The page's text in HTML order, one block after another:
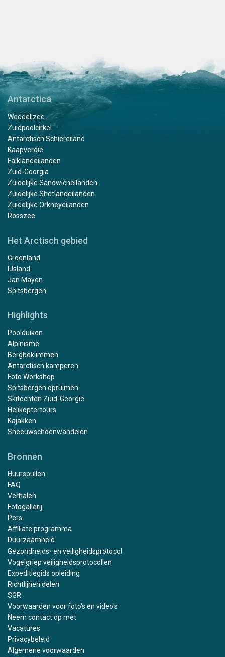
Antarctica
Weddellzee
Zuidpoolcirkel
Antarctisch Schiereiland
Kaapverdië
Falklandeilanden
Zuid-Georgia
Zuidelijke Sandwicheilanden
Zuidelijke Shetlandeilanden
Zuidelijke Orkneyeilanden
Rosszee
Het Arctisch gebied
Groenland
IJsland
Jan Mayen
Spitsbergen
Highlights
Poolduiken
Alpinisme
Bergbeklimmen
Antarctisch kamperen
Foto Workshop
Spitsbergen opruimen
Skitochten Zuid-Georgië
Helikoptertours
Kajakken
Sneeuwschoenwandelen
Bronnen
Huurspullen
FAQ
Verhalen
Fotogallerij
Pers
Affiliate programma
Duurzaamheid
Gezondheids- en veiligheidsprotocol
Vogelgriep veiligheidsprotocollen
Expeditiegids opleiding
Richtlijnen delen
SGR
Voorwaarden voor foto's en video's
Neem contact op met
Vacatures
Privacybeleid
Algemene voorwaarden